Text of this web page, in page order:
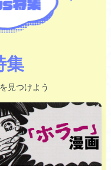
集
見つけよう